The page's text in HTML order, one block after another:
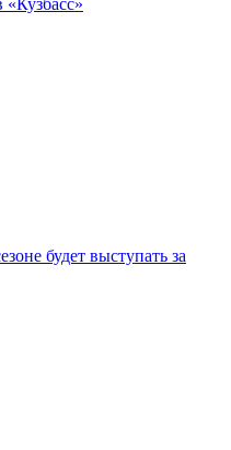
будет выступать за